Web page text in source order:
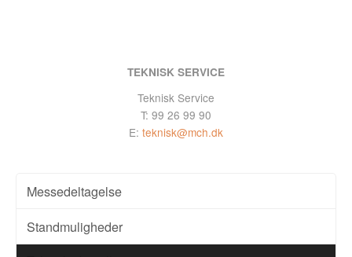
TEKNISK SERVICE
Teknisk Service
T: 99 26 99 90
E: teknisk@mch.dk
Messedeltagelse
Standmuligheder